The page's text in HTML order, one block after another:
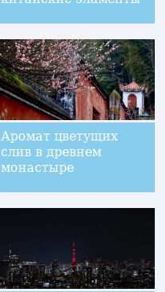
Аромат цветущих
слив в древнем
монастыре